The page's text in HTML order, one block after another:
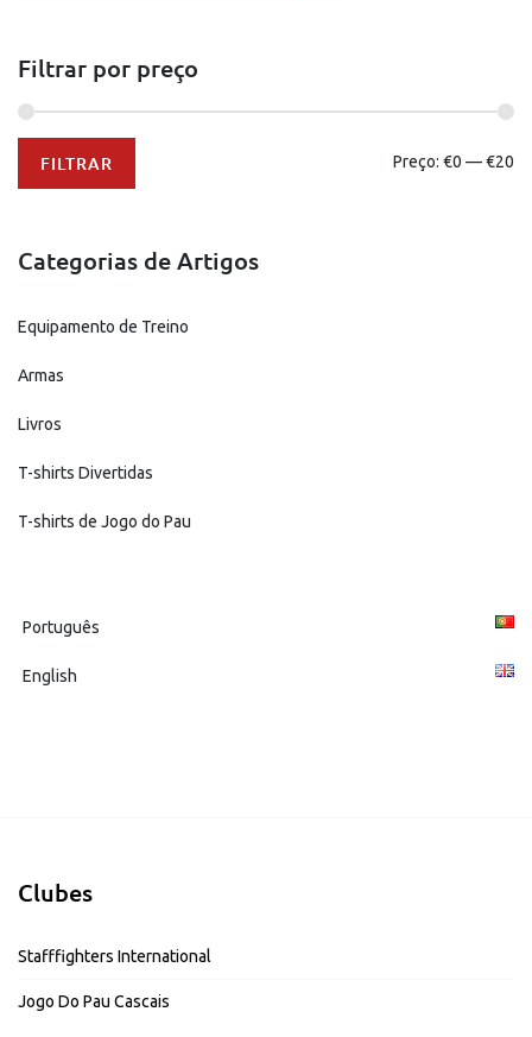
Filtrar por preço
mínimo
máximo
FILTRAR Preço: €0 —€20
Categorias de Artigos
Equipamento de Treino
Armas
Livros
T-shirts Divertidas
T-shirts de Jogo do Pau
Português
English
Clubes
Stafffighters International
Jogo Do Pau Cascais